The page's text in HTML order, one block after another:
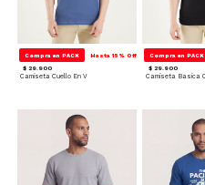
Compra en PACK Hasta 15% Off
$ 29.900
Camiseta Cuello En V
Compra en PACK
$ 29.900